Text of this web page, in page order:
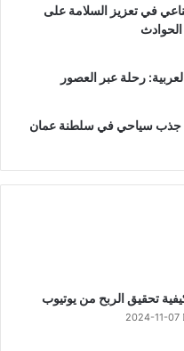
في تعزيز السلامة على
رحلة عبر العصور
تحقيق الربح من يوتيوب
2024-11-07